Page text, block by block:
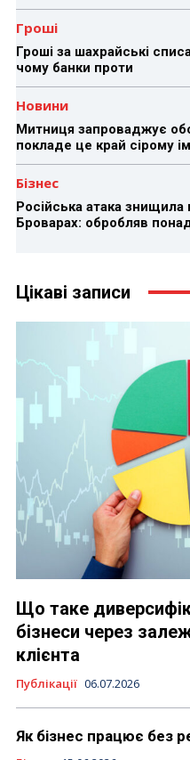
Гроші
Гроші за шахрайські
чому банки проти
Новини
Митниця запроваджує
покладе це край сірому
Бізнес
Російська атака
Броварах: обробляв
Цікаві записи
Що таке
бізнеси через
клієнта
Публікації 06.07.2026
Як бізнес працює без